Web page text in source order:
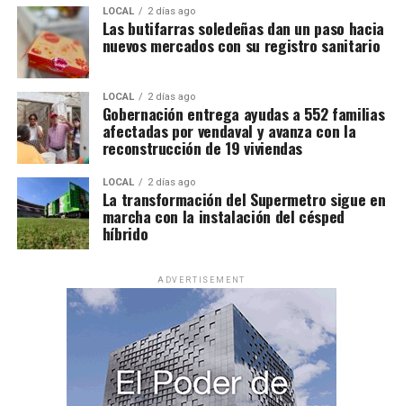
LOCAL 2 días ago
Las butifarras soledeñas dan un paso hacia
nuevos mercados con su registro sanitario
LOCAL 2 días ago
Gobernación entrega ayudas a 552 familias
afectadas por vendaval y avanza con la
reconstrucción de 19 viviendas
LOCAL 2 días ago
La transformación del Supermetro sigue en
marcha con la instalación del césped
híbrido
ADVERTISEMENT